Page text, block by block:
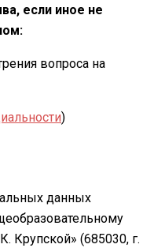
если иное не
вопроса на
)
данных
(685030, г.